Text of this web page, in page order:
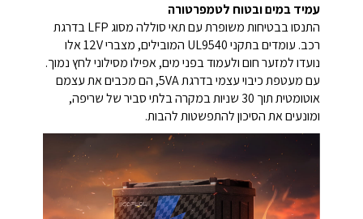
עמיד במים ובטוח לטמפרטורה
התנסו בבטיחות משופרת עם תאי סוללה מסוג LFP בדרגת
רכב. עומדים בתקני UL9540 המובילים, מצברי 12V אלו
נועדו למזער חום ולעמוד בפני מים, אפילו מסילוני לחץ נמוך.
עם מעטפת כיבוי עצמי בדרגת 5VA, הם מכבים את עצמם
אוטומטית תוך 30 שניות במקרה בלתי סביר של שריפה,
ומונעים את הסיכון להתפשטות להבות.